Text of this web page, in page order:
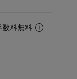
数料無料